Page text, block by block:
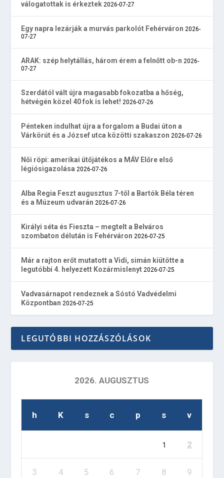
válogatottak is érkeztek 2026-07-27
Egy napra lezárják a murvás parkolót Fehérváron 2026-
07-27
ARAK: szép helytállás, három érem a felnőtt ob-n 2026-
07-27
Szerdától vált újra magasabb fokozatba a hőség,
hétvégén közel 40 fok is lehet! 2026-07-26
Pénteken indulhat újra a forgalom a Budai úton a
Várkörút és a József utca közötti szakaszon 2026-07-26
Női röpi: amerikai ütőjátékos a MÁV Előre első
légiósigazolása 2026-07-26
Alba Regia Feszt augusztus 7-től a Bartók Béla téren
és a Múzeum udvarán 2026-07-26
Királyi séta és Fieszta – megtelt a Belváros
szombaton délután is Fehérváron 2026-07-25
Már a rajton erőt mutatott a Vidi, simán kiütötte a
legutóbbi 4. helyezett Kozármislenyt 2026-07-25
Vadvasárnapot rendeznek a Sóstó Vadvédelmi
Központban 2026-07-25
LEGUTÓBBI HOZZÁSZÓLÁSOK
2026. AUGUSZTUS
h K s c p s v
1 2
3 4 5 6 7 8 9